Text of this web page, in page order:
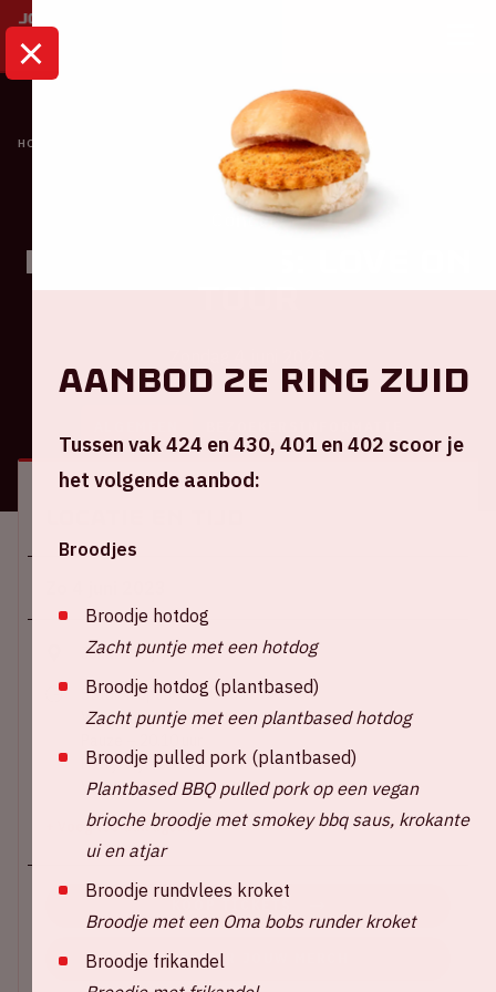
HOME HARRY STYLES: LOVE ON TOUR
Concert
Harry Styles: Love On
Tour
Johan Cruijff ArenA
Stadion open – 18.00 uur
Voorprogramma: Wet Leg – 19.30 uur
Harry Styles – 20.45 uur
Verwacht einde – 22.30 uur
+ Voeg toe aan agenda
KOOP HIER JOUW MERCH
Aanbod 2e ring Zuid
Tussen vak 424 en 430, 401 en 402 scoor je
het volgende aanbod:
Broodjes
Broodje hotdog
Zacht puntje met een hotdog
Broodje hotdog (plantbased)
Zacht puntje met een plantbased hotdog
Broodje pulled pork (plantbased)
Plantbased BBQ pulled pork op een vegan
brioche broodje met smokey bbq saus, krokante
ui en atjar
Broodje rundvlees kroket
Broodje met een Oma bobs runder kroket
Broodje frikandel